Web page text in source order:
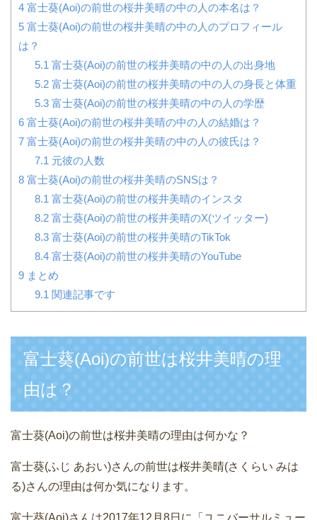
4 富士葵(Aoi)の前世の桜井美晴の中の人の本名は？
5 富士葵(Aoi)の前世の桜井美晴の中の人のプロフィール
は？
5.1 富士葵(Aoi)の前世の桜井美晴の中の人の出身地
5.2富士葵(Aoi)の前世の桜井美晴の中の人の身長と体重
5.3富士葵(Aoi)の前世の桜井美晴の中の人の学歴
6 富士葵(Aoi)の前世の桜井美晴の中の人の結婚は？
7 富士葵(Aoi)の前世の桜井美晴の中の人の彼氏は？
7.1 元彼の人数
8 富士葵(Aoi)の前世の桜井美晴のSNSは？
8.1 富士葵(Aoi)の前世の桜井美晴のインスタ
8.2富士葵(Aoi)の前世の桜井美晴のX(ツイッター)
8.3富士葵(Aoi)の前世の桜井美晴のTikTok
8.4富士葵(Aoi)の前世の桜井美晴のYouTube
9 まとめ
9.1 関連記事です
富士葵(Aoi)の前世は桜井美晴の理
由は？
富士葵(Aoi)の前世は桜井美晴の理由は何かな？
富士葵(ふじ あおい)さんの前世は桜井美晴(さくらい みは
る)さんの理由は何か気になります。
富士葵(Aoi)さんは2017年12月8日に「ユニバーサルミュー